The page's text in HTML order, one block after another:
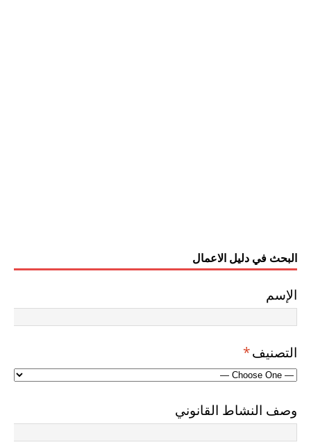
البحث في دليل الاعمال
الإسم
التصنيف*
وصف النشاط القانوني